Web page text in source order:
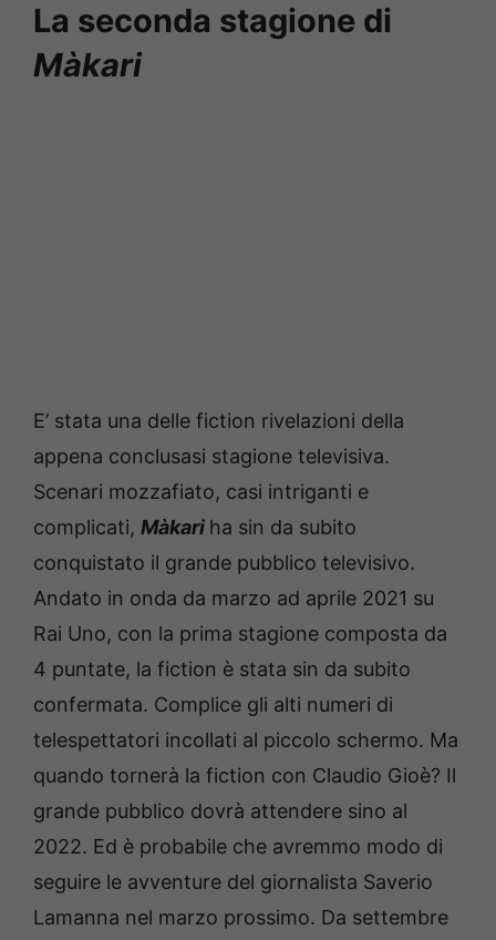
La seconda stagione di
Màkari
E’ stata una delle fiction rivelazioni della
appena conclusasi stagione televisiva.
Scenari mozzafiato, casi intriganti e
complicati, Màkari ha sin da subito
conquistato il grande pubblico televisivo.
Andato in onda da marzo ad aprile 2021 su
Rai Uno, con la prima stagione composta da
4 puntate, la fiction è stata sin da subito
confermata. Complice gli alti numeri di
telespettatori incollati al piccolo schermo. Ma
quando tornerà la fiction con Claudio Gioè? Il
grande pubblico dovrà attendere sino al
2022. Ed è probabile che avremmo modo di
seguire le avventure del giornalista Saverio
Lamanna nel marzo prossimo. Da settembre